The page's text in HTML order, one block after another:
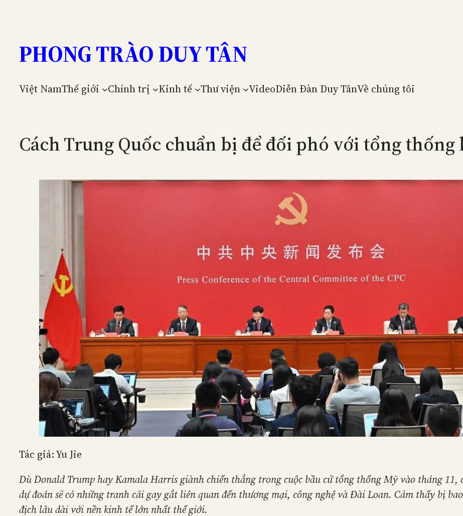
PHONG TRÀO DUY TÂN
Việt NamThế giới Chính trị Kinh tế Thư viện VideoDiễn Đàn Duy TânVề chúng tôi
Cách Trung Quốc chuẩn bị để đối phó với tổng thống
Tác giả: Yu Jie
Dù Donald Trump hay Kamala Harris giành chiến thắng trong cuộc bầu cử tổng thống Mỹ vào tháng 11,
dự đoán sẽ có những tranh cãi gay gắt liên quan đến thương mại, công nghệ và Đài Loan. Cảm thấy bị
địch lâu dài với nền kinh tế lớn nhất thế giới.